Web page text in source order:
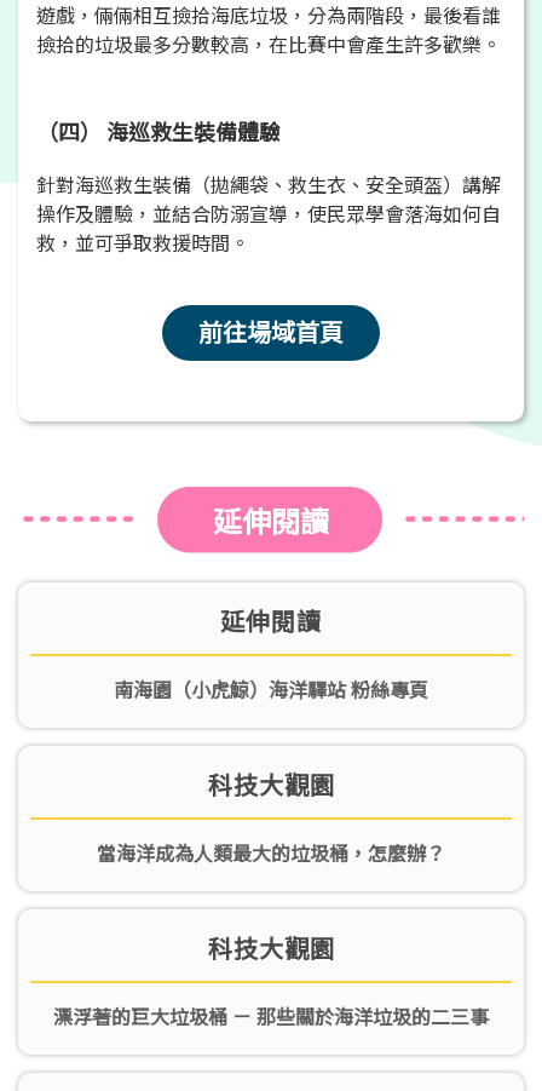
遊戲，倆倆相互撿拾海底垃圾，分為兩階段，最後看誰
撿拾的垃圾最多分數較高，在比賽中會產生許多歡樂。
（四） 海巡救生裝備體驗
針對海巡救生裝備（拋繩袋、救生衣、安全頭盔）講解
操作及體驗，並結合防溺宣導，使民眾學會落海如何自
救，並可爭取救援時間。
前往場域首頁
延伸閱讀
延伸閱讀
南海園（小虎鯨）海洋驛站 粉絲專頁
科技大觀園
當海洋成為人類最大的垃圾桶，怎麼辦？
科技大觀園
漂浮著的巨大垃圾桶 － 那些關於海洋垃圾的二三事